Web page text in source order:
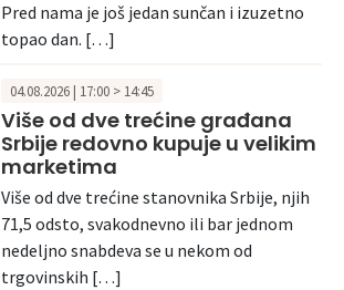
Pred nama je još jedan sunčan i izuzetno
topao dan. […]
04.08.2026 | 17:00 > 14:45
Više od dve trećine građana
Srbije redovno kupuje u velikim
marketima
Više od dve trećine stanovnika Srbije, njih
71,5 odsto, svakodnevno ili bar jednom
nedeljno snabdeva se u nekom od
trgovinskih […]